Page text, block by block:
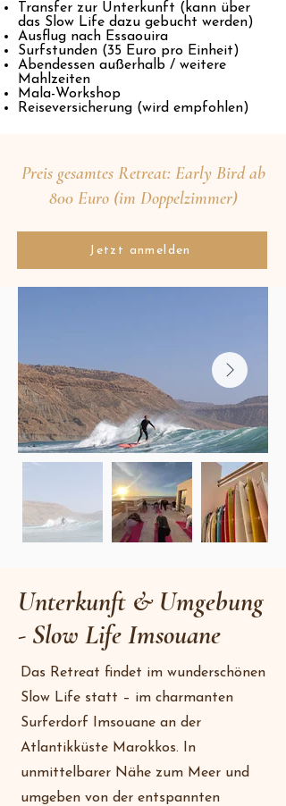
Transfer zur Unterkunft (kann über
das Slow Life dazu gebucht werden)
Ausflug nach Essaouira
Surfstunden (35 Euro pro Einheit)
​Abendessen außerhalb / weitere
Mahlzeiten
Mala-Workshop
Reiseversicherung (wird empfohlen)
Preis gesamtes Retreat: Early Bird ab
800 Euro (im Doppelzimmer)
Jetzt anmelden
Unterkunft & Umgebung
- Slow Life Imsouane
Das Retreat findet im wunderschönen
Slow Life statt – im charmanten
Surferdorf Imsouane an der
Atlantikküste Marokkos. In
unmittelbarer Nähe zum Meer und
umgeben von der entspannten